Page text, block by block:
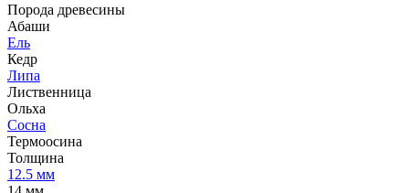
Порода древесины
Абаши
Ель
Кедр
Липа
Лиственница
Ольха
Сосна
Термоосина
Толщина
12.5 мм